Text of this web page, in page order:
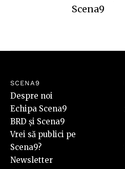
Scena9
SCENA9
Despre noi
Echipa Scena9
BRD și Scena9
Vrei să publici pe
Scena9?
Newsletter